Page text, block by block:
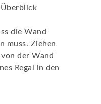
die Wand
muss. Ziehen
der Wand
Regal in den